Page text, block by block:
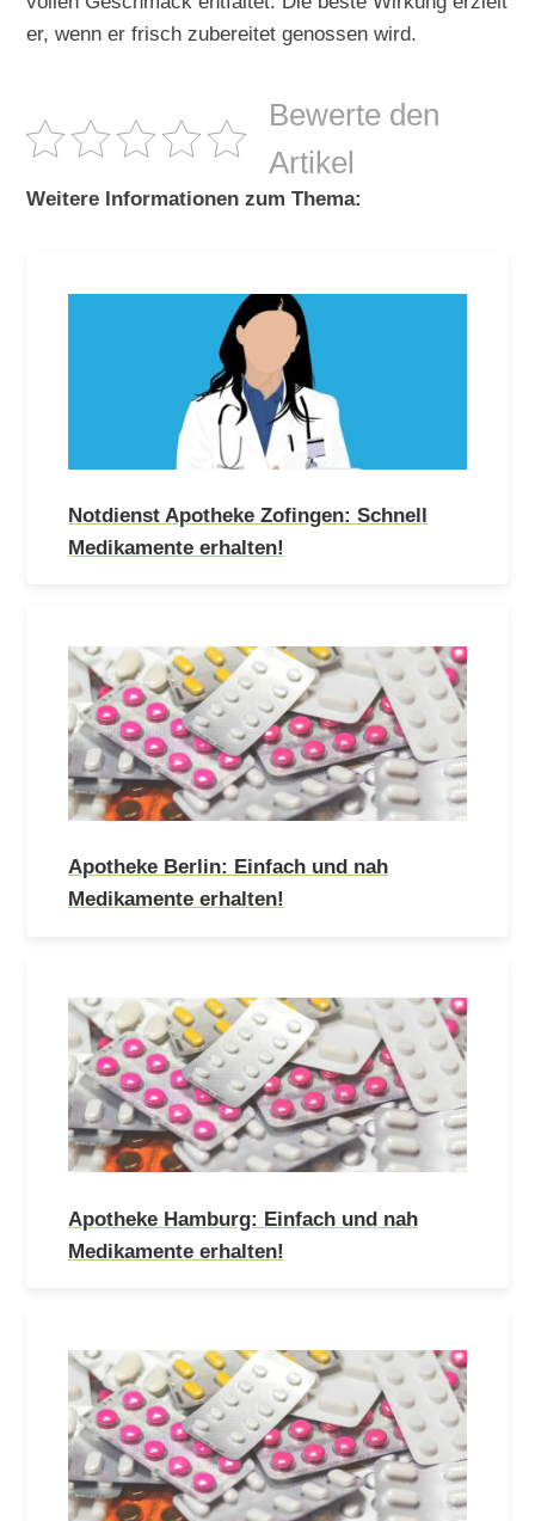
er, wenn er frisch zubereitet genossen wird.
Bewerte den
Artikel
Weitere Informationen zum Thema:
Notdienst Apotheke Zofingen: Schnell
Medikamente erhalten!
Apotheke Berlin: Einfach und nah
Medikamente erhalten!
Apotheke Hamburg: Einfach und nah
Medikamente erhalten!